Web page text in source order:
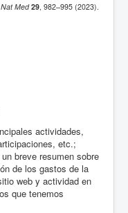
Nat Med 29, 982–995 (2023).
actividades,
etc.;
breve resumen sobre
de los gastos de la
web y actividad en
que tenemos